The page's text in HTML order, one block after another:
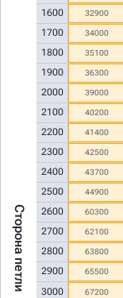
Сторона петли
1600
1700
1800
1900
2000
2100
2200
2300
2400
2500
2600
2700
2800
2900
3000
32900
34000
35100
36300
39000
40200
41400
42500
43700
44900
60300
62100
63800
65500
67200